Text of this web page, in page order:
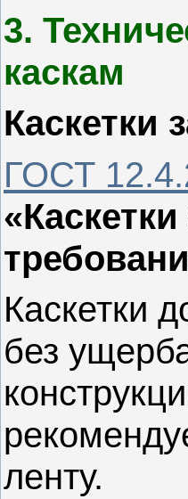
3.
каскам
Каскетки
ГОСТ
Каскетки
без
ленту.